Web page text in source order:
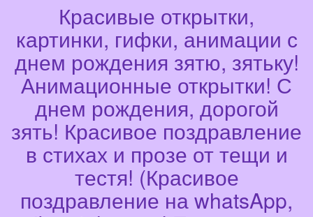
Красивые открытки,
картинки, гифки, анимации с
днем рождения зятю, зятьку!
Анимационные открытки! С
днем рождения, дорогой
зять! Красивое поздравление
в стихах и прозе от тещи и
тестя! (Красивое
поздравление на whatsApp,